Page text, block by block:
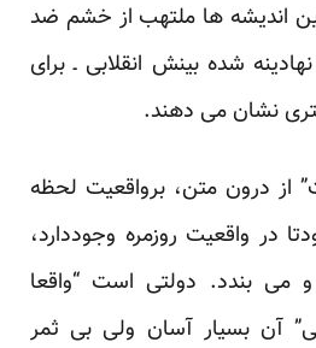
اندیشه ها ملتهب از خشم ضد
شده بینش انقلابی ـ برای
نشان می دهند.
از درون متن، برواقعیت لحظه
در واقعیت روزمره وجوددارد،
بندد. دولتی است “واقعا
آن بسیار آسان ولی بی ثمر